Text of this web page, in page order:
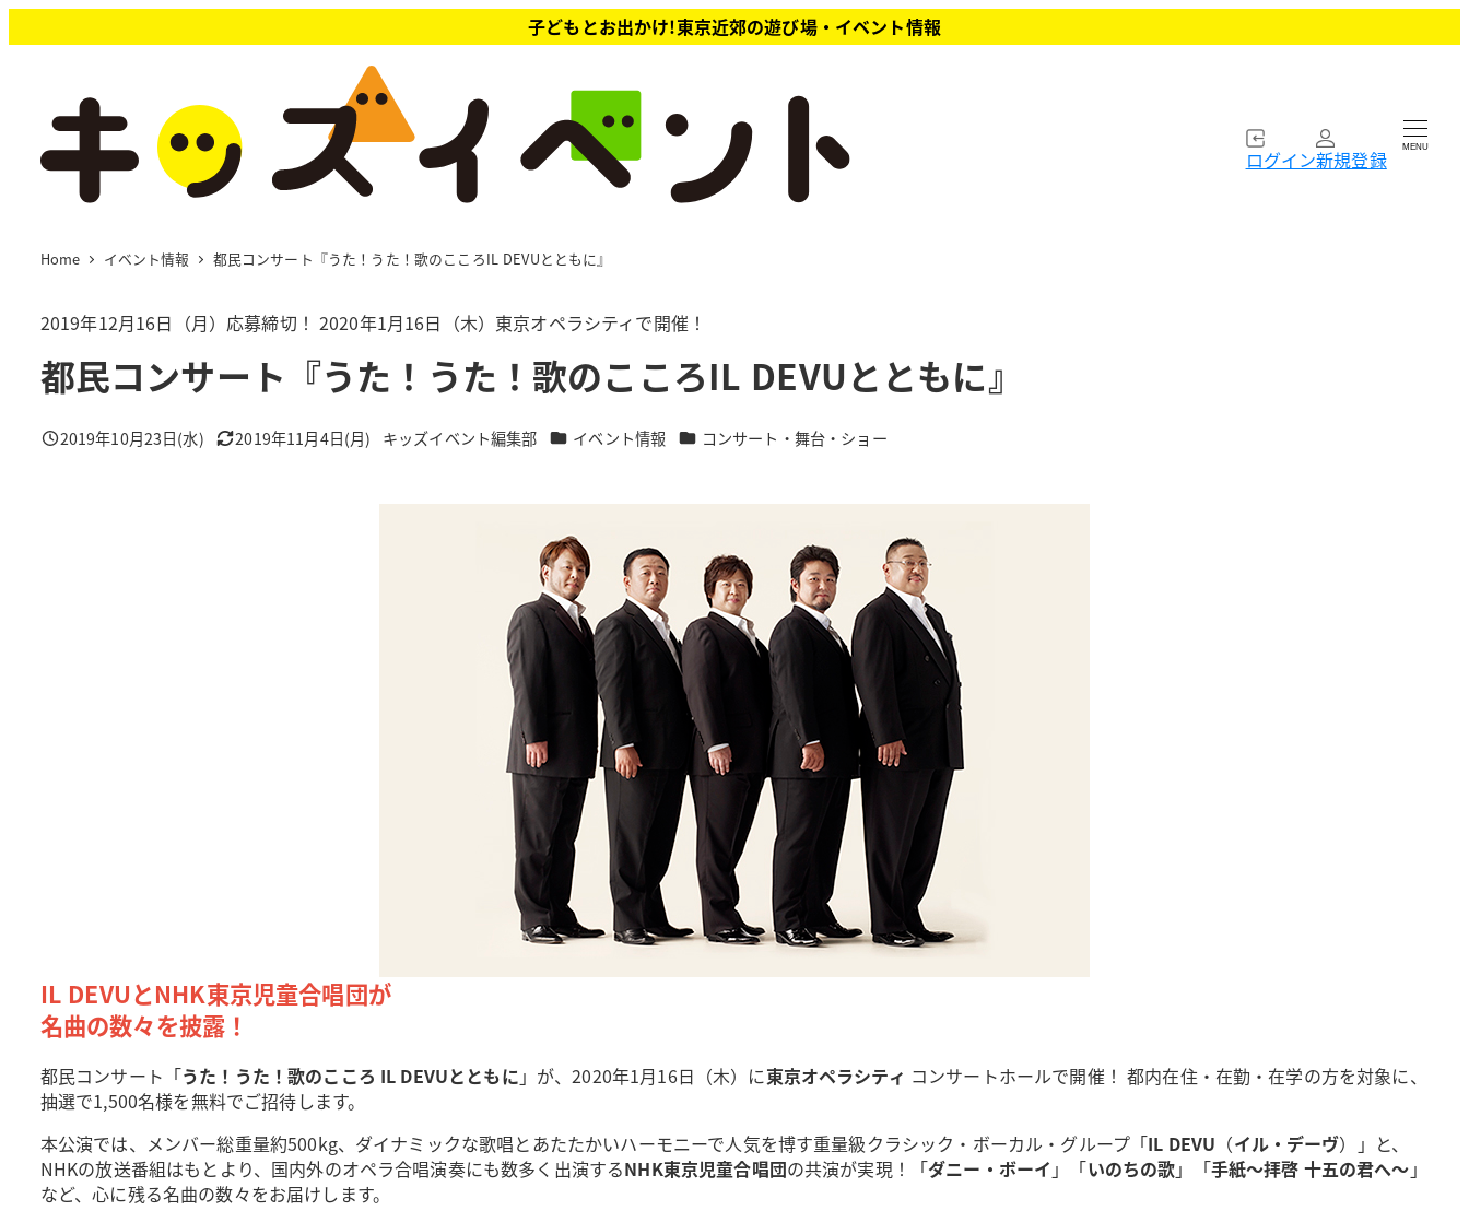
イ
子どもとお出かけ!東京近郊の遊び場・イベント情報
ログイン新規登録 MENU
Home イベント情報 都民コンサート『うた！うた！歌のこころIL DEVUとともに』
2019年12月16日（月）応募締切！ 2020年1月16日（木）東京オペラシティで開催！
都民コンサート『うた！うた！歌のこころIL DEVUとともに』
投稿日
2019年10月23日(水) 更新日
2019年11月4日(月)
著
キッズイベント編集部 カテゴリー
イベント情報 カテゴリー
コンサート・舞台・ショー
IL DEVUとNHK東京児童合唱団が
名曲の数々を披露！
都民コンサート「うた！うた！歌のこころ IL DEVUとともに 」が、2020年1月16日（木）に東京オペラシティ コンサートホールで開催！ 都内在住・在勤・在学の方を対象に、
抽選で1,500名様を無料でご招待します。
本公演では、メンバー総重量約500kg、ダイナミックな歌唱とあたたかいハーモニーで人気を博す重量級クラシック・ボーカル・グループ「IL DEVU （イル・デーヴ）」と、
NHKの放送番組はもとより、国内外のオペラ合唱演奏にも数多く出演するNHK東京児童合唱団の共演が実現！「ダニー・ボーイ 」「いのちの歌」「手紙～拝啓 十五の君へ～ 」
など、心に残る名曲の数々をお届けします。